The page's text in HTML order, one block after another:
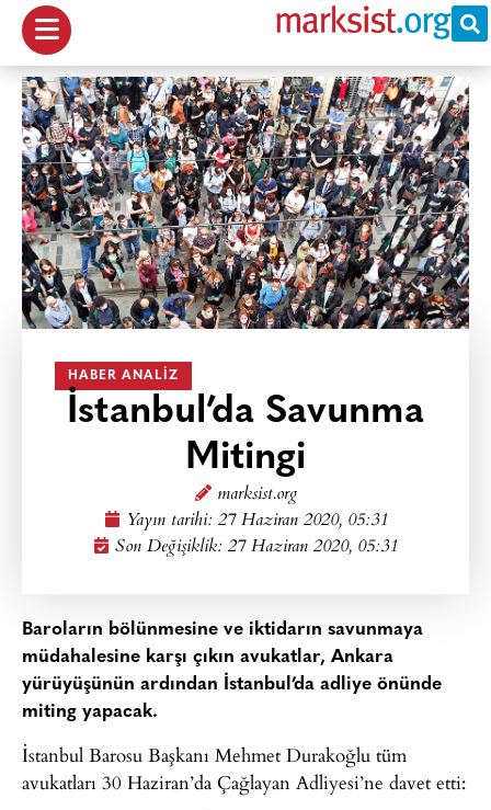
HABER ANALIZ
İstanbul’da Savunma
Mitingi
marksist.org
Yayın tarihi: 27 Haziran 2020, 05:31
Son Değişiklik: 27 Haziran 2020, 05:31
Baroların bölünmesine ve iktidarın savunmaya
müdahalesine karşı çıkın avukatlar, Ankara
yürüyüşünün ardından İstanbul’da adliye önünde
miting yapacak.
İstanbul Barosu Başkanı Mehmet Durakoğlu tüm
avukatları 30 Haziran’da Çağlayan Adliyesi’ne davet etti: